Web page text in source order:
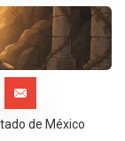
de México